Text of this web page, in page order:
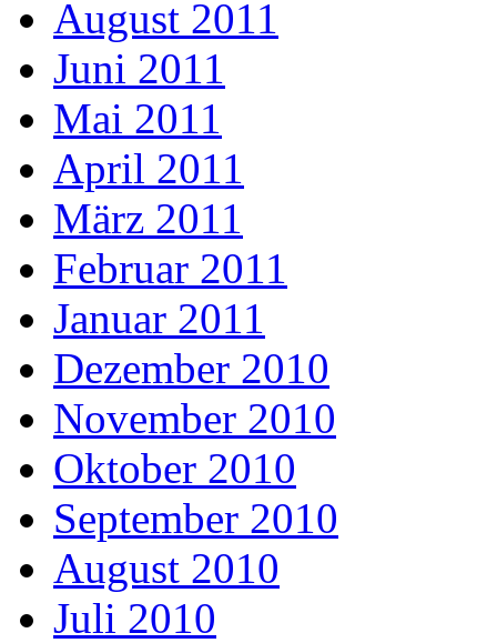
August 2011
Juni 2011
Mai 2011
April 2011
März 2011
Februar 2011
Januar 2011
Dezember 2010
November 2010
Oktober 2010
September 2010
August 2010
Juli 2010